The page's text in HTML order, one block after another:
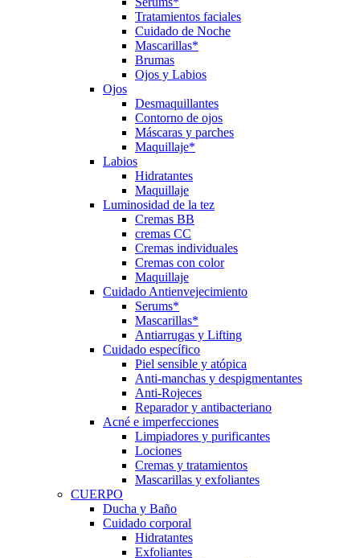
Tratamientos faciales
Cuidado de Noche
Mascarillas*
Brumas
Ojos y Labios
Ojos
Desmaquillantes
Contorno de ojos
Máscaras y parches
Maquillaje*
Labios
Hidratantes
Maquillaje
Luminosidad de la tez
Cremas BB
cremas CC
Cremas individuales
Cremas con color
Maquillaje
Cuidado Antienvejecimiento
Serums*
Mascarillas*
Antiarrugas y Lifting
Cuidado específico
Piel sensible y atópica
Anti-manchas y despigmentantes
Anti-Rojeces
Reparador y antibacteriano
Acné e imperfecciones
Limpiadores y purificantes
Lociones
Cremas y tratamientos
Mascarillas y exfoliantes
CUERPO
Ducha y Baño
Cuidado corporal
Hidratantes
Exfoliantes